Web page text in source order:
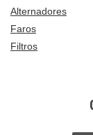
Alternadores
Faros
Filtros